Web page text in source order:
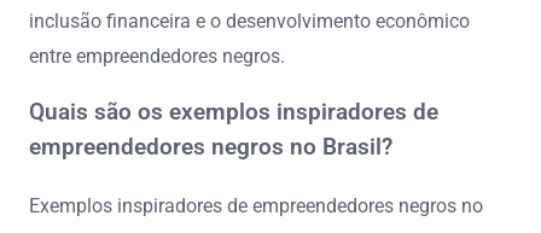
inclusão financeira e o desenvolvimento econômico
entre empreendedores negros.
Quais são os exemplos inspiradores de
empreendedores negros no Brasil?
Exemplos inspiradores de empreendedores negros no